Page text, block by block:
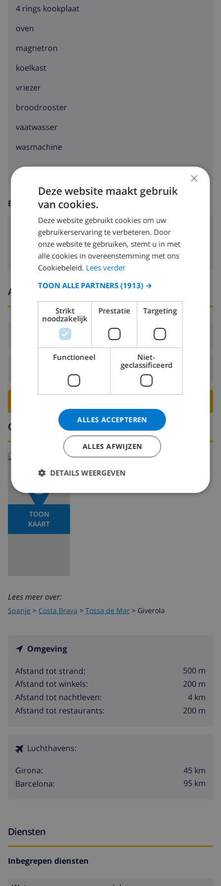
Familia. Sinds de Olympische Spelen van 1992 is
oude industriewijk is omgetoverd in Port Olympic, met
vele restaurants, disco's, winkels en een boulevard. Er
je villa. Kies zelf maar. Geniet van de mediterrane zon
en laat je verrassen door al het moois wat Spanje je te
bieden heeft.
4 rings kookplaat
oven
magnetron
koelkast
vriezer
broodrooster
vaatwasser
wasmachine
ENTERTAINMENT
Satelliet tv
Aankomst- en vertrektijden
Aankomst: Vanaf 16:00 voor 21:00
Voor: 10:00
Omgeving
TOON
KAART
Lees meer over:
Spanje > Costa Brava > Tossa de Mar > Giverola
Omgeving
Afstand tot strand:
500 m
Afstand tot winkels:
200 m
Afstand tot nachtleven:
4 km
Afstand tot restaurants:
200 m
Luchthavens:
Girona:
45 km
Barcelona:
95 km
Diensten
Inbegrepen diensten
×
Deze website maakt gebruik
van cookies.
Deze website gebruikt cookies om uw
gebruikerservaring te verbeteren. Door
onze website te gebruiken, stemt u in met
alle cookies in overeenstemming met ons
Cookiebeleid. Lees verder
TOON ALLE PARTNERS(1913) →
Strikt
noodzakelijk
Prestatie Targeting
Functioneel
Niet-
geclassificeerd
ALLES ACCEPTEREN
ALLES AFWIJZEN
DETAILS WEERGEVEN